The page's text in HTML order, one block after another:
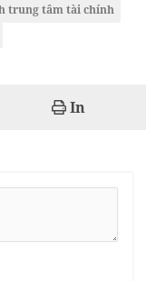
trung tâm tài chính
In